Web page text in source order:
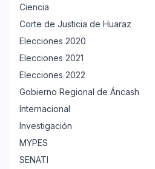
Ciencia
Corte de Justicia de Huaraz
Elecciones 2020
Elecciones 2021
Elecciones 2022
Gobierno Regional de Áncash
Internacional
Investigación
MYPES
SENATI